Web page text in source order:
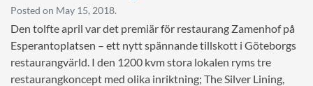
Posted on May 15, 2018.
Den tolfte april var det premiär för restaurang Zamenhof på
Esperantoplatsen – ett nytt spännande tillskott i Göteborgs
restaurangvärld. I den 1200 kvm stora lokalen ryms tre
restaurangkoncept med olika inriktning; The Silver Lining,